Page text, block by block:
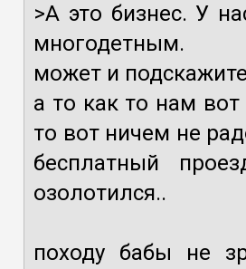
>А это бизнес. У
многодетным.
может и
а то как то нам
то вот ничем не
бесплатный
озолотился..
походу бабы не